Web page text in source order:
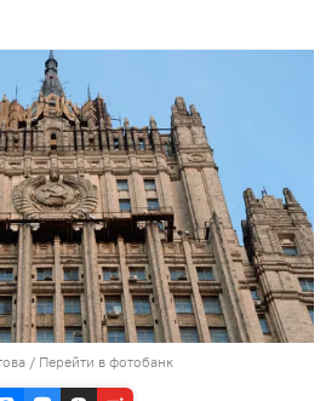
/ Перейти в фотобанк